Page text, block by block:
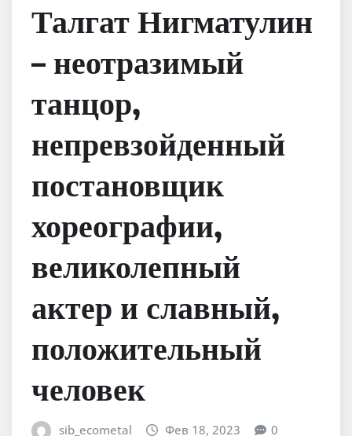
Талгат Нигматулин
– неотразимый
танцор,
непревзойденный
постановщик
хореографии,
великолепный
актер и славный,
положительный
человек
sib_ecometal Фев 18, 2023 0